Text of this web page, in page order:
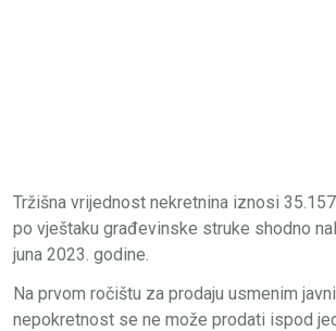
Tržišna vrijednost nekretnina iznosi
po vještaku građevinske struke shodno
juna 2023. godine.
Na prvom ročištu za prodaju usmenim
nepokretnost se ne može prodati ispod